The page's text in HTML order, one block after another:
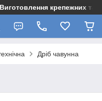
крепежних та
Дріб чавунна